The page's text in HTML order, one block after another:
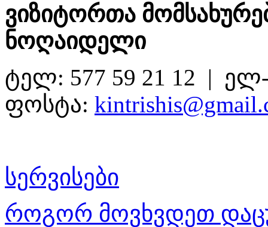
ვიზიტორთა
ნოღაიდელი
ტელ: 577 59 21 12 |
ფოსტა:
სერვისები
როგორ მოვხვდეთ